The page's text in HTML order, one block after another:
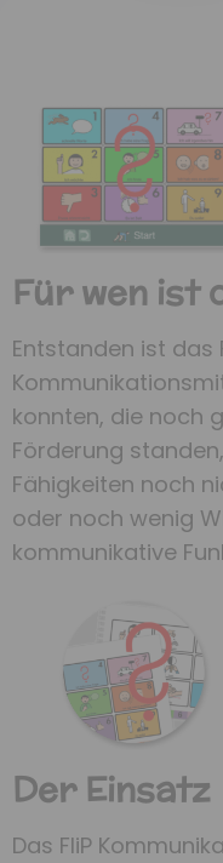
Für wen ist
Entstanden ist das
konnten, die noch
Förderung
Fähigkeiten noch
oder noch wenig
kommunikative
Der Einsatz
Das FliP